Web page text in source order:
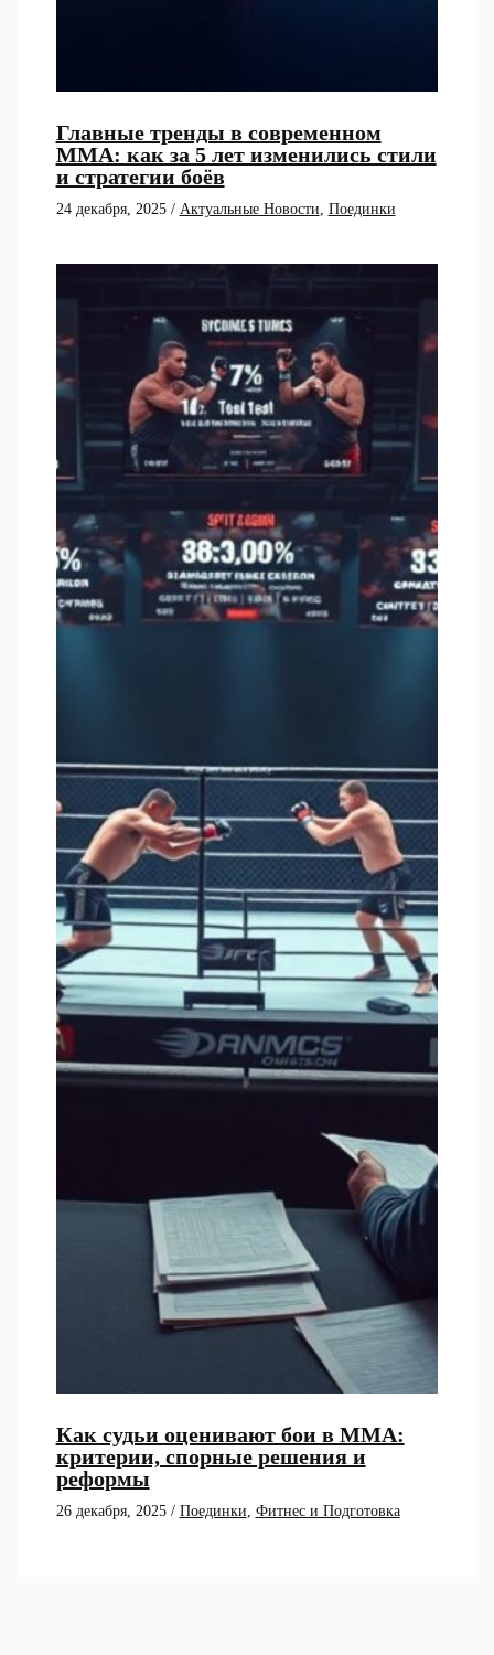
Главные тренды в современном
ММА: как за 5 лет изменились стили
и стратегии боёв
24 декабря, 2025 / Актуальные Новости, Поединки
Как судьи оценивают бои в ММА:
критерии, спорные решения и
реформы
26 декабря, 2025 / Поединки, Фитнес и Подготовка